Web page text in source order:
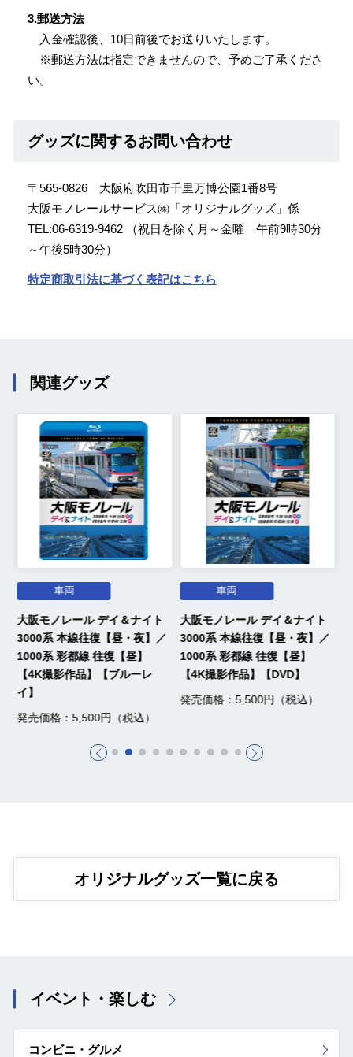
3.郵送方法
入金確認後、10日前後でお送りいたします。
※郵送方法は指定できませんので、予めご了承くださ
い。
グッズに関するお問い合わせ
〒565-0826 大阪府吹田市千里万博公園1番8号
大阪モノレールサービス㈱「オリジナルグッズ」係
TEL:06-6319-9462 （祝日を除く月～金曜 午前9時30分
～午後5時30分）
特定商取引法に基づく表記はこちら
関連グッズ
車両
大阪モノレール デイ＆ナイト
3000系 本線往復【昼・夜】／
1000系 彩都線 往復【昼】
【4K撮影作品】【ブルーレ
イ】
発売価格：5,500円（税込）
車両
大阪モノレール デイ＆ナイト
3000系 本線往復【昼・夜】／
1000系 彩都線 往復【昼】
【4K撮影作品】【DVD】
発売価格：5,500円（税込）
オリジナルグッズ一覧に戻る
イベント・楽しむ
コンビニ・グルメ